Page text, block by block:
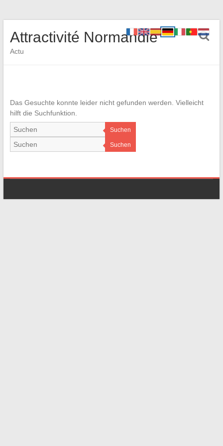
Attractivité Normandie
Actu
Das Gesuchte konnte leider nicht gefunden werden. Vielleicht
hilft die Suchfunktion.
Suchen
Suchen